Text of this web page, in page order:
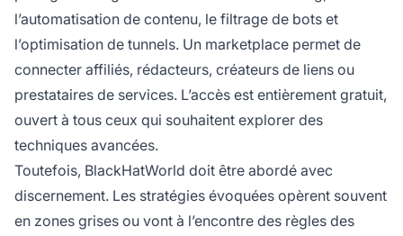
l’automatisation de contenu, le filtrage de bots et
l’optimisation de tunnels. Un marketplace permet de
connecter affiliés, rédacteurs, créateurs de liens ou
prestataires de services. L’accès est entièrement gratuit,
ouvert à tous ceux qui souhaitent explorer des
techniques avancées.
Toutefois, BlackHatWorld doit être abordé avec
discernement. Les stratégies évoquées opèrent souvent
en zones grises ou vont à l’encontre des règles des